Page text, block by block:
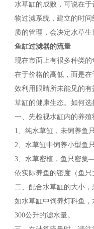
水草缸的成败，可说在
物过滤系统，建立的时
质的管理，会决定水草生
鱼缸过滤器的流量
现在市面上有很多种类
在于价格的高低，而是
效利用眼睛所未能见的
草缸的健康生态。如何
一、先检视水缸内的养殖
1、纯水草缸，未饲养鱼
2、水草缸中饲养小型鱼
3、水草密植，鱼只密集
依实际养鱼的密度（鱼只
二、配合水草缸的大小，
如水草缸中饲养灯科鱼
300公升的滤水量。